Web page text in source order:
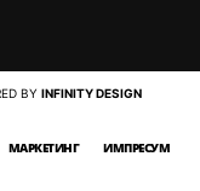
BY INFINITY DESIGN
МАРКЕТИНГ ИМПРЕСУМ